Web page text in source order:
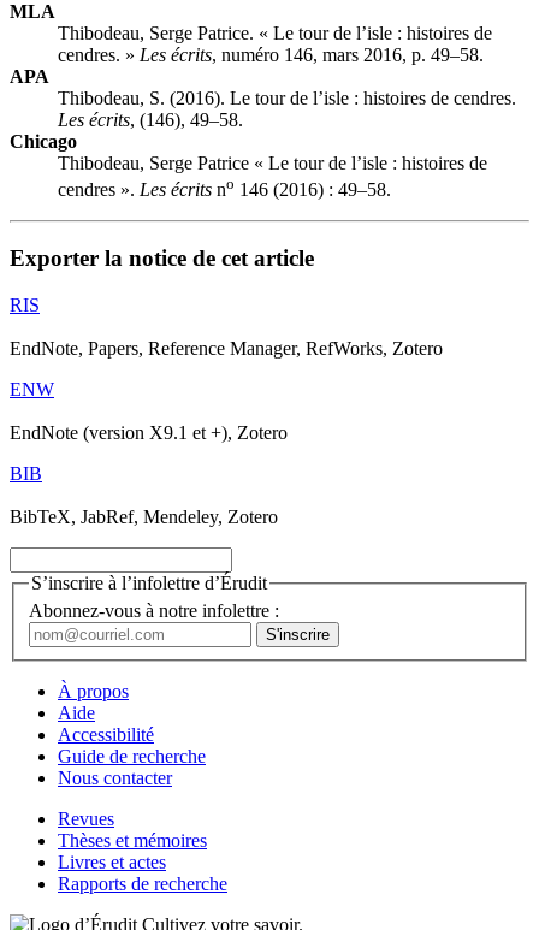
MLA
Thibodeau, Serge Patrice. « Le tour de l’isle : histoires de
cendres. » Les écrits, numéro 146, mars 2016, p. 49–58.
APA
Thibodeau, S. (2016). Le tour de l’isle : histoires de cendres.
Les écrits, (146), 49–58.
Chicago
Thibodeau, Serge Patrice « Le tour de l’isle : histoires de
cendres ». Les écrits no 146 (2016) : 49–58.
Exporter la notice de cet article
RIS
EndNote, Papers, Reference Manager, RefWorks, Zotero
ENW
EndNote (version X9.1 et +), Zotero
BIB
BibTeX, JabRef, Mendeley, Zotero
S’inscrire à l’infolettre d’Érudit
Abonnez-vous à notre infolettre :
À propos
Aide
Accessibilité
Guide de recherche
Nous contacter
Revues
Thèses et mémoires
Livres et actes
Rapports de recherche
Cultivez votre savoir.